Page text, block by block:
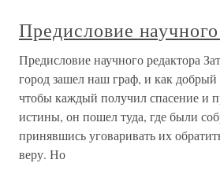
Предисловие
Предисловие научного редактора
город зашел наш граф, и как
чтобы каждый получил спасение и
истины, он пошел туда, где были
принявшись уговаривать их
веру. Но